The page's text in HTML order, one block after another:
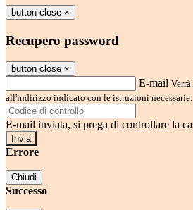
button close ×
Recupero password
button close ×
E-mail
all'indirizzo indicato con le istruzioni necessarie.
E-mail inviata, si prega di controllare la
Errore
Chiudi
Successo